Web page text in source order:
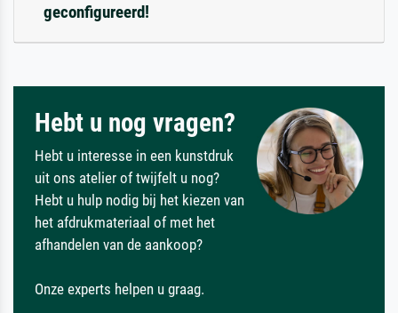
geconfigureerd!
Hebt u nog vragen?
Hebt u interesse in een kunstdruk
uit ons atelier of twijfelt u nog?
Hebt u hulp nodig bij het kiezen van
het afdrukmateriaal of met het
afhandelen van de aankoop?
Onze experts helpen u graag.